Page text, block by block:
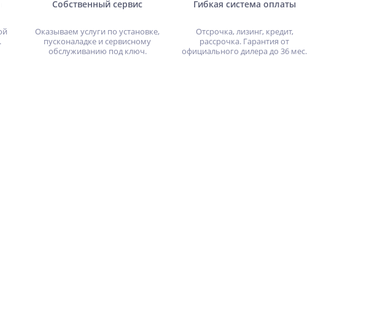
Собственный сервис
Оказываем услуги по установке,
пусконаладке и сервисному
обслуживанию под ключ.
Гибкая система оплаты
Отсрочка, лизинг, кредит,
рассрочка. Гарантия от
официального дилера до 36 мес.